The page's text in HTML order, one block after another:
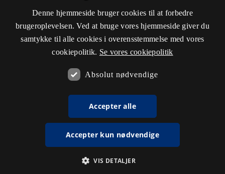
Denne hjemmeside bruger cookies til at forbedre
brugeroplevelsen. Ved at bruge vores hjemmeside giver du
samtykke til alle cookies i overensstemmelse med vores
cookiepolitik. Se vores cookiepolitik
Absolut nødvendige
Accepter alle
Accepter kun nødvendige
VIS DETALJER